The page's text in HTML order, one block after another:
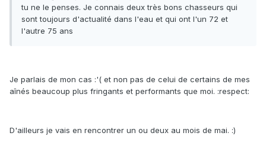
tu ne le penses. Je connais deux très bons chasseurs qui
sont toujours d'actualité dans l'eau et qui ont l'un 72 et
l'autre 75 ans
Je parlais de mon cas :'( et non pas de celui de certains de mes
aînés beaucoup plus fringants et performants que moi. :respect:
D'ailleurs je vais en rencontrer un ou deux au mois de mai. :)